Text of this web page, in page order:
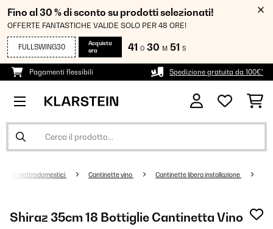
Fino al 30 % di sconto su prodotti selezionati!
OFFERTE FANTASTICHE VALIDE SOLO PER 48 ORE!
FULLSWING30
Acquista
ora
41 O 30 M 51 S
Pagamenti flessibili Spedizione gratuita da 100€*
elettrodomestici Cantinette vino Cantinette libera installazione
Shiraz 35cm 18 Bottiglie Cantinetta Vino